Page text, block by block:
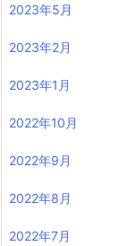
2023年5月
2023年2月
2023年1月
2022年10月
2022年9月
2022年8月
2022年7月